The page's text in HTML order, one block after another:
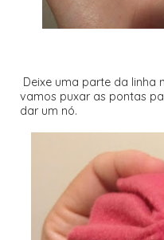
Deixe uma parte da linha
vamos puxar as pontas
dar um nó.